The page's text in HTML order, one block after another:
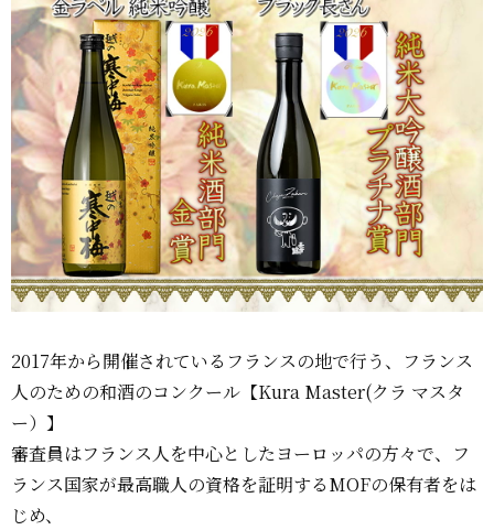
2017年から開催されているフランスの地で行う、フランス
人のための和酒のコンクール【Kura Master(クラ マスタ
ー）】
審査員はフランス人を中心としたヨーロッパの方々で、フ
ランス国家が最高職人の資格を証明するMOFの保有者をは
じめ、